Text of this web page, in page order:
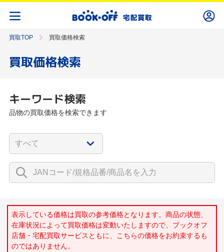
買取TOP 買取価格検索
買取価格検索
キーワード検索
品物の買取価格を検索できます
表示している価格は買取の参考価格となります。商品の状態、
在庫状況によって買取価格は変動いたしますので、ブックオフ
店舗・宅配買取サービスともに、こちらの価格をお約束するも
のではありません。